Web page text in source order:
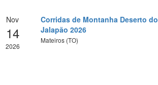
Nov
14
2026
Corridas de Montanha Deserto do
Jalapão 2026
Mateiros (TO)